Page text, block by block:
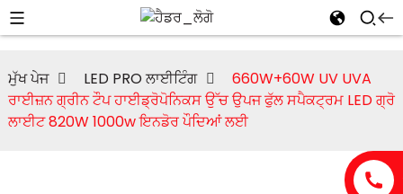
ਮੁੱਖ ਪੇਜ LED PRO ਲਾਈਟਿੰਗ
660W+60W UV UVA
ਰਾਈਜ਼ਨ ਗ੍ਰੀਨ ਟੌਪ ਹਾਈਡ੍ਰੋਪੋਨਿਕਸ ਉੱਚ ਉਪਜ ਫੁੱਲ ਸਪੈਕਟ੍ਰਮ LED ਗ੍ਰੋ
ਲਾਈਟ 820W 1000w ਇਨਡੋਰ ਪੌਦਿਆਂ ਲਈ